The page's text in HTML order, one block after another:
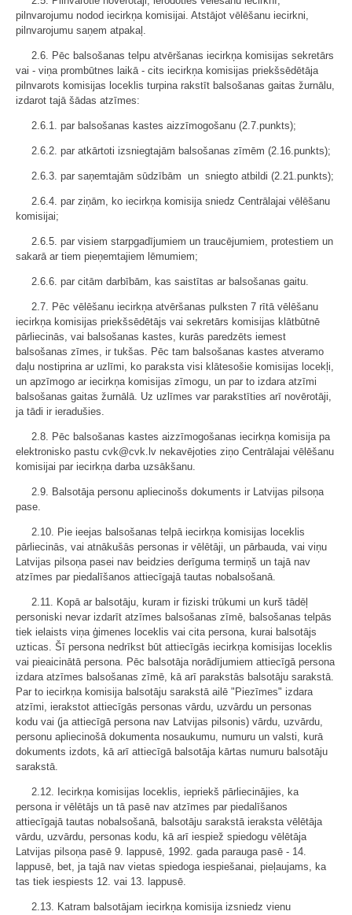
pilnvarojumu nodod iecirkņa komisijai. Atstājot vēlēšanu iecirkni,
pilnvarojumu saņem atpakaļ.
2.6. Pēc balsošanas telpu atvēršanas iecirkņa komisijas sekretārs
vai - viņa prombūtnes laikā - cits iecirkņa komisijas priekšsēdētāja
pilnvarots komisijas loceklis turpina rakstīt balsošanas gaitas žurnālu,
izdarot tajā šādas atzīmes:
2.6.1. par balsošanas kastes aizzīmogošanu (2.7.punkts);
2.6.2. par atkārtoti izsniegtajām balsošanas zīmēm (2.16.punkts);
2.6.3. par saņemtajām sūdzībām un sniegto atbildi (2.21.punkts);
2.6.4. par ziņām, ko iecirkņa komisija sniedz Centrālajai vēlēšanu
komisijai;
2.6.5. par visiem starpgadījumiem un traucējumiem, protestiem un
sakarā ar tiem pieņemtajiem lēmumiem;
2.6.6. par citām darbībām, kas saistītas ar balsošanas gaitu.
2.7. Pēc vēlēšanu iecirkņa atvēršanas pulksten 7 rītā vēlēšanu
iecirkņa komisijas priekšsēdētājs vai sekretārs komisijas klātbūtnē
pārliecinās, vai balsošanas kastes, kurās paredzēts iemest
balsošanas zīmes, ir tukšas. Pēc tam balsošanas kastes atveramo
daļu nostiprina ar uzlīmi, ko paraksta visi klātesošie komisijas locekļi,
un apzīmogo ar iecirkņa komisijas zīmogu, un par to izdara atzīmi
balsošanas gaitas žurnālā. Uz uzlīmes var parakstīties arī novērotāji,
ja tādi ir ieradušies.
2.8. Pēc balsošanas kastes aizzīmogošanas iecirkņa komisija pa
elektronisko pastu cvk@cvk.lv nekavējoties ziņo Centrālajai vēlēšanu
komisijai par iecirkņa darba uzsākšanu.
2.9. Balsotāja personu apliecinošs dokuments ir Latvijas pilsoņa
pase.
2.10. Pie ieejas balsošanas telpā iecirkņa komisijas loceklis
pārliecinās, vai atnākušās personas ir vēlētāji, un pārbauda, vai viņu
Latvijas pilsoņa pasei nav beidzies derīguma termiņš un tajā nav
atzīmes par piedalīšanos attiecīgajā tautas nobalsošanā.
2.11. Kopā ar balsotāju, kuram ir fiziski trūkumi un kurš tādēļ
personiski nevar izdarīt atzīmes balsošanas zīmē, balsošanas telpās
tiek ielaists viņa ģimenes loceklis vai cita persona, kurai balsotājs
uzticas. Šī persona nedrīkst būt attiecīgās iecirkņa komisijas loceklis
vai pieaicinātā persona. Pēc balsotāja norādījumiem attiecīgā persona
izdara atzīmes balsošanas zīmē, kā arī parakstās balsotāju sarakstā.
Par to iecirkņa komisija balsotāju sarakstā ailē "Piezīmes" izdara
atzīmi, ierakstot attiecīgās personas vārdu, uzvārdu un personas
kodu vai (ja attiecīgā persona nav Latvijas pilsonis) vārdu, uzvārdu,
personu apliecinošā dokumenta nosaukumu, numuru un valsti, kurā
dokuments izdots, kā arī attiecīgā balsotāja kārtas numuru balsotāju
sarakstā.
2.12. Iecirkņa komisijas loceklis, iepriekš pārliecinājies, ka
persona ir vēlētājs un tā pasē nav atzīmes par piedalīšanos
attiecīgajā tautas nobalsošanā, balsotāju sarakstā ieraksta vēlētāja
vārdu, uzvārdu, personas kodu, kā arī iespiež spiedogu vēlētāja
Latvijas pilsoņa pasē 9. lappusē, 1992. gada parauga pasē - 14.
lappusē, bet, ja tajā nav vietas spiedoga iespiešanai, pieļaujams, ka
tas tiek iespiests 12. vai 13. lappusē.
2.13. Katram balsotājam iecirkņa komisija izsniedz vienu